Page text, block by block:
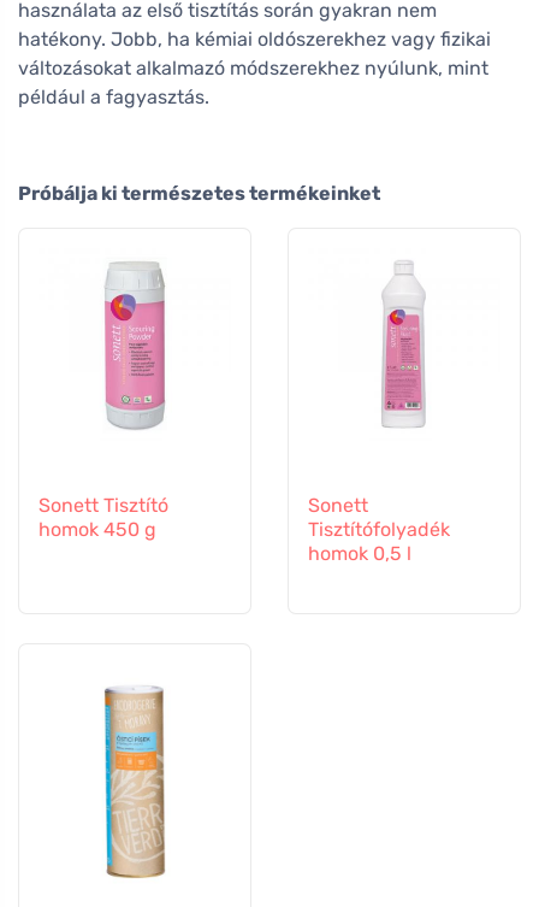
használata az első tisztítás során gyakran nem
hatékony. Jobb, ha kémiai oldószerekhez vagy fizikai
változásokat alkalmazó módszerekhez nyúlunk, mint
például a fagyasztás.
Próbálja ki természetes termékeinket
Sonett Tisztító
homok 450 g
Sonett
Tisztítófolyadék
homok 0,5 l